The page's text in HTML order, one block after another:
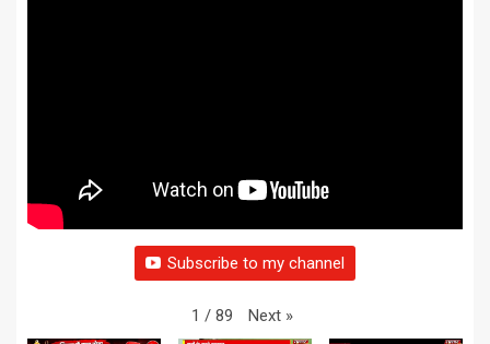
Subscribe to my channel
1 / 89 Next »